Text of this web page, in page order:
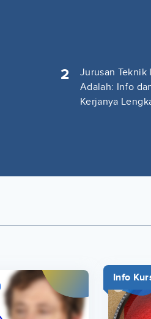
2
Jurusan Teknik
Adalah: Info
Kerjanya
Info